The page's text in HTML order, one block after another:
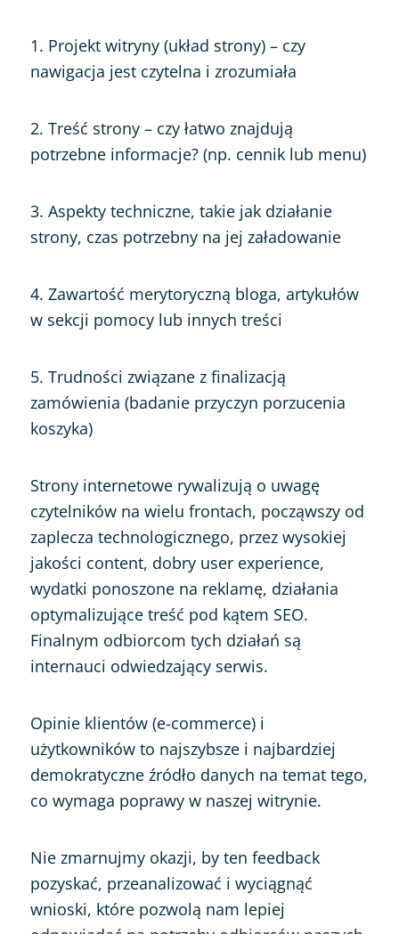
1. Projekt witryny (układ strony) – czy
nawigacja jest czytelna i zrozumiała
2. Treść strony – czy łatwo znajdują
potrzebne informacje? (np. cennik lub menu)
3. Aspekty techniczne, takie jak działanie
strony, czas potrzebny na jej załadowanie
4. Zawartość merytoryczną bloga, artykułów
w sekcji pomocy lub innych treści
5. Trudności związane z finalizacją
zamówienia (badanie przyczyn porzucenia
koszyka)
Strony internetowe rywalizują o uwagę
czytelników na wielu frontach, począwszy od
zaplecza technologicznego, przez wysokiej
jakości content, dobry user experience,
wydatki ponoszone na reklamę, działania
optymalizujące treść pod kątem SEO.
Finalnym odbiorcom tych działań są
internauci odwiedzający serwis.
Opinie klientów (e-commerce) i
użytkowników to najszybsze i najbardziej
demokratyczne źródło danych na temat tego,
co wymaga poprawy w naszej witrynie.
Nie zmarnujmy okazji, by ten feedback
pozyskać, przeanalizować i wyciągnąć
wnioski, które pozwolą nam lepiej